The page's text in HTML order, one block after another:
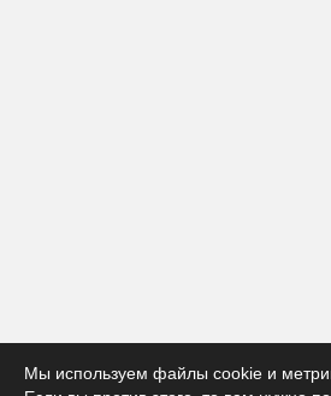
Мы используем файлы cookie и